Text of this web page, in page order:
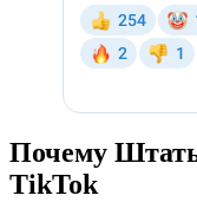
Почему
TikTok